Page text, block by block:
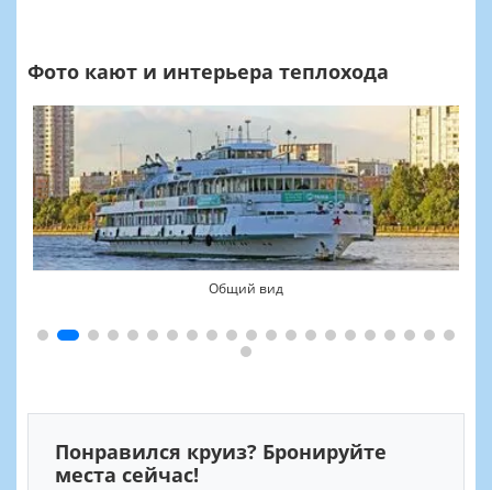
Фото кают и интерьера теплохода
Общий вид
Понравился круиз? Бронируйте
места сейчас!